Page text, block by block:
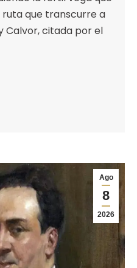
que transcurre a
Calvor, citada por el
Ago
8
2026